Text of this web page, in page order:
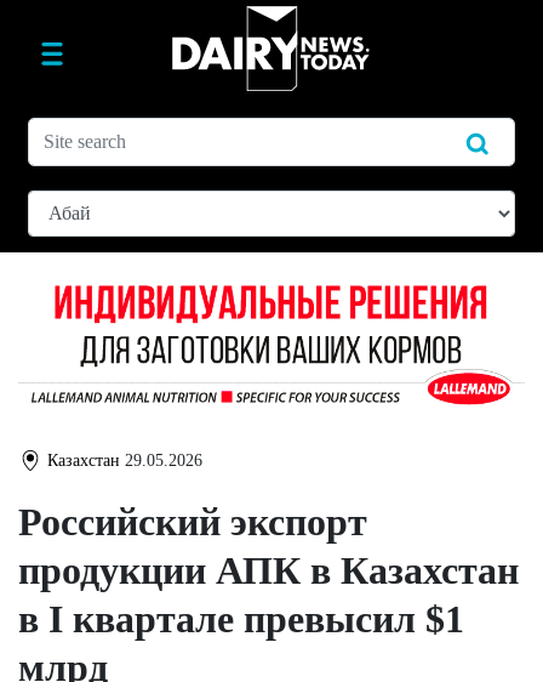
Казахстан 29.05.2026
Российский экспорт
продукции АПК в Казахстан
в I квартале превысил $1
млрд